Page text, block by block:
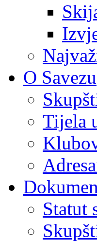
O Savezu
Tijela
Statut